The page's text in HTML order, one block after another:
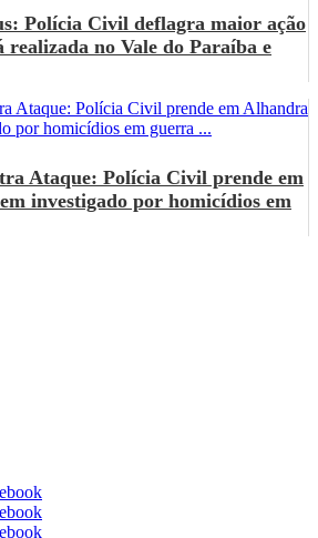
Polícia Civil deflagra maior ação
realizada no Vale do Paraíba e
Ataque: Polícia Civil prende em
investigado por homicídios em